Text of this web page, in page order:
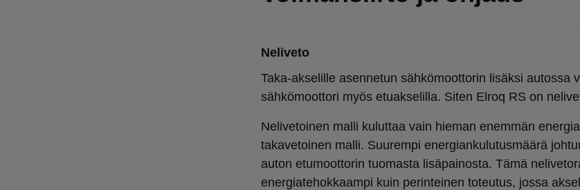
Neliveto
Taka-akselille asennetun sähkömoottorin lisäksi autossa
sähkömoottori myös etuakselilla. Siten Elroq RS on
Nelivetoinen malli kuluttaa vain hieman enemmän
takavetoinen malli. Suurempi energiankulutusmäärä
auton etumoottorin tuomasta lisäpainosta. Tämä
energiatehokkaampi kuin perinteinen toteutus, jossa